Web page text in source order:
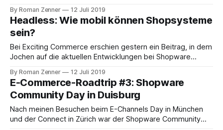
Schöppingen hat sich laut Pressemeldung personell neu
aufgestellt, was unter anderem bedeutet, dass Stefan
Heyne, der bislang für den Vertrieb zuständig war, in
Zukunft
By Roman Zenner 12 Juli 2019
Headless: Wie mobil können Shopsysteme
sein?
Bei Exciting Commerce erschien gestern ein Beitrag, in dem
Jochen auf die aktuellen Entwicklungen bei Shopware
Shopware? Backend-Services vs. Frontend-Services). Über
Shopware selbst hatten wir in der Vergangenheit bereits
öfter gesprochen – etwa im Recap zum letzten Shopware
Community
By Roman Zenner 12 Juli 2019
E-Commerce-Roadtrip #3: Shopware
Community Day in Duisburg
Nach meinen Besuchen beim E-Channels Day in München
und der Connect in Zürich war der Shopware Community